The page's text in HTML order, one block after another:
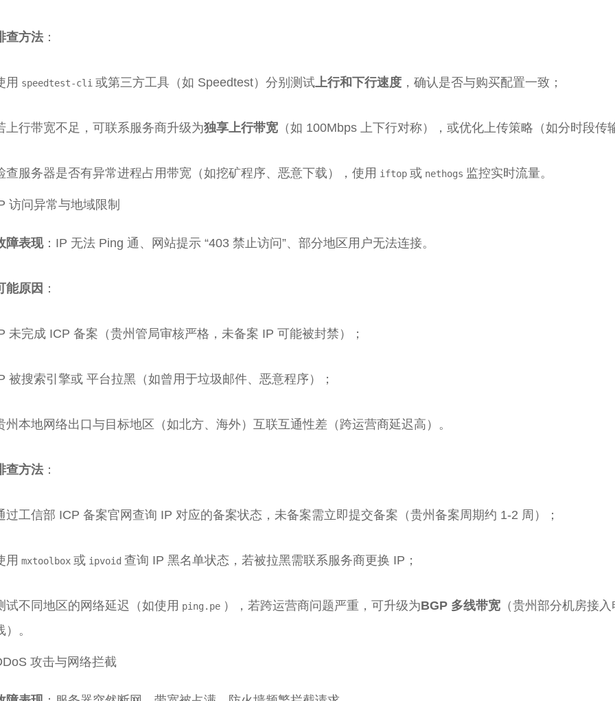
查方法：
用 speedtest-cli 或第三方工具（如 Speedtest）分别测试上行和下行速度 ，确认是否与购买配置一致；
上行带宽不足，可联系服务商升级为独享上行带宽 （如 100Mbps 上下行对称），或优化上传策略（如分时段传
查服务器是否有异常进程占用带宽（如挖矿程序、恶意下载），使用 iftop 或 nethogs 监控实时流量。
访问异常与地域限制
障表现：IP 无法 Ping 通、网站提示 “403 禁止访问”、部分地区用户无法连接。
能原因 ：
未完成 ICP 备案（贵州管局审核严格，未备案 IP 可能被封禁）；
被搜索引擎或 平台拉黑（如曾用于垃圾邮件、恶意程序）；
州本地网络出口与目标地区（如北方、海外）互联互通性差（跨运营商延迟高）。
查方法：
过工信部 ICP 备案官网查询 IP 对应的备案状态，未备案需立即提交备案（贵州备案周期约 1-2 周）；
用 mxtoolbox 或 ipvoid 查询 IP 黑名单状态，若被拉黑需联系服务商更换 IP；
试不同地区的网络延迟（如使用 ping.pe ），若跨运营商问题严重，可升级为BGP 多线带宽 （贵州部分机房接
）。
攻击与网络拦截